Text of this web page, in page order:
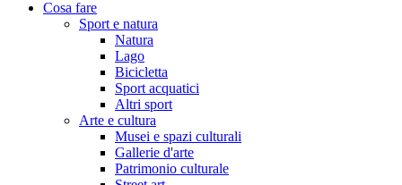
Cosa fare
Sport e natura
Natura
Lago
Bicicletta
Sport acquatici
Altri sport
Arte e cultura
Musei e spazi culturali
Gallerie d'arte
Patrimonio culturale